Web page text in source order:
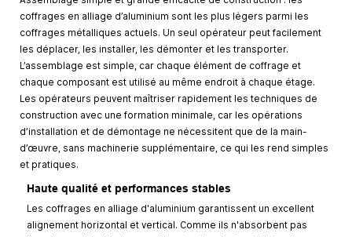
coffrages en alliage d’aluminium sont les plus légers parmi les
coffrages métalliques actuels. Un seul opérateur peut facilement
les déplacer, les installer, les démonter et les transporter.
L’assemblage est simple, car chaque élément de coffrage et
chaque composant est utilisé au même endroit à chaque étage.
Les opérateurs peuvent maîtriser rapidement les techniques de
construction avec une formation minimale, car les opérations
d’installation et de démontage ne nécessitent que de la main-
d’œuvre, sans machinerie supplémentaire, ce qui les rend simples
et pratiques.
Haute qualité et performances stables
Les coffrages en alliage d'aluminium garantissent un excellent
alignement horizontal et vertical. Comme ils n'absorbent pas